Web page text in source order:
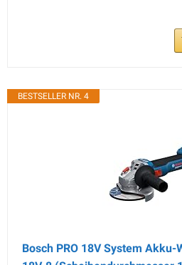
BESTSELLER NR. 4
Bosch PRO 18V System